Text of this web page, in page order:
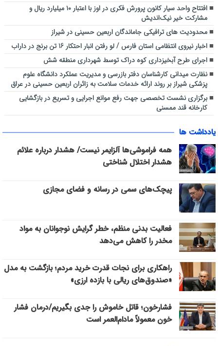
افتتاح واحد سیار کانون پرورش فکری در اوز با اعتبار ۱۰ میلیارد ریال و
مشارکت خیر نیک‌اندیش
محدودیت های ترافیکی جاماندگان اربعین حسینی در شیراز
اخبار نیروی انتظامی استان فارس / لو رفتن انبار احتکار 16 تن برنج در داراب
اجرای طرح آبخیزداری کوه دراک توسط شهرداری منطقه شش
نظارت میدانی کارشناسان دفتر بازرسی و مدیریت عملکرد دانشگاه علوم
پزشکی شیراز بر روند ارائه خدمات سلامت به زائران اربعین حسینی در عراق
برگزاری نشست تخصصی جهت رفع موانع اجرایی و تسریع در بازگشایی
کارخانه قند ممسنی
یادداشت ها
همه فراموشی‌ها آلزایمر نیست/ هشدار درباره علائم
هشدار اختلال شناختی
پیچک‌های سمی در رسانه و فضای مجازی
فعالیت بدنی منظم، خطر گرایش نوجوانان به مواد
مخدر را کاهش می‌دهد
راهکاری برای نجات قدرت خرید مردم؛ بازگشت به مدل
«صندوق‌های ریالی با بازده ارزی»
فشارخون؛ قاتل خاموش را جدی بگیریم/درمان فشار
خون معمولاً مادام‌العمر است